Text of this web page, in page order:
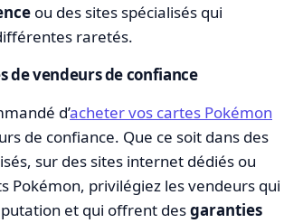
ou des sites spécialisés qui
raretés.
de vendeurs de confiance
d’acheter vos cartes Pokémon
de confiance. Que ce soit dans des
sur des sites internet dédiés ou
Pokémon, privilégiez les vendeurs qui
et qui offrent desgaranties